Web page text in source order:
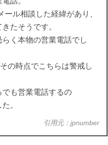
ール相談した経緯があり、
たそうです。
く本物の営業電話でし
の時点でこちらは警戒し
も営業電話するの
。
引用元：jpnumber